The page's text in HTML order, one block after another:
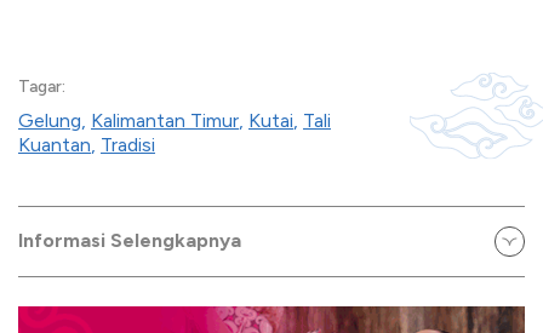
Tagar:
Gelung, Kalimantan Timur, Kutai, Tali
Kuantan, Tradisi
Informasi Selengkapnya